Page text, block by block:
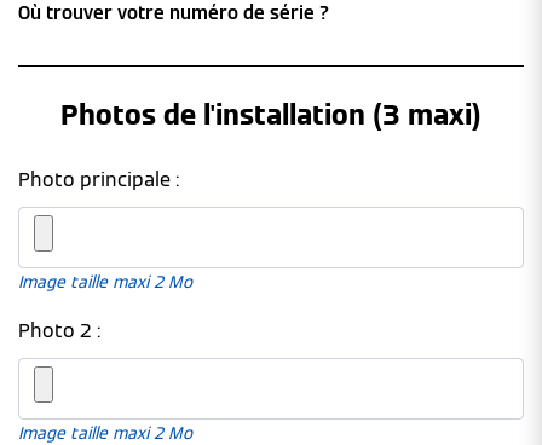
Où trouver votre numéro de série ?
Photos de l'installation (3 maxi)
Photo principale :
Image taille maxi 2 Mo
Photo 2 :
Image taille maxi 2 Mo